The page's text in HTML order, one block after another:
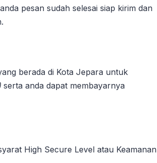
pesan sudah selesai siap kirim dan
berada di Kota Jepara untuk
serta anda dapat membayarnya
High Secure Level atau Keamanan